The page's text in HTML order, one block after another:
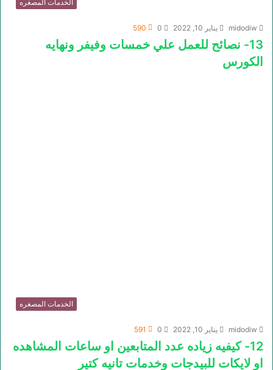
الخدمات المصغره
midodiw يناير 10, 2022 0
590
13- نصائح للعمل علي خمسات وفيفر ونهايه
الكورس
الخدمات المصغره
midodiw يناير 10, 2022 0
591
12- كيفيه زياده عدد المتابعين او ساعات المشاهده
او لايكات للبيدجات وخدمات تانيه كتير